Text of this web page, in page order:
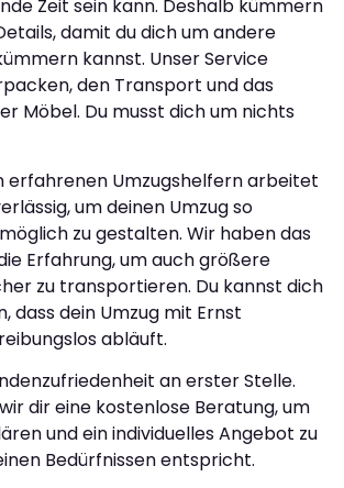
Zeit sein kann. Deshalb kümmern
damit du dich um andere
kannst. Unser Service
den Transport und das
Möbel. Du musst dich um nichts
erfahrenen Umzugshelfern arbeitet
um deinen Umzug so
zu gestalten. Wir haben das
Erfahrung, um auch größere
zu transportieren. Du kannst dich
dass dein Umzug mit Ernst
abläuft.
an erster Stelle.
dir eine kostenlose Beratung, um
und ein individuelles Angebot zu
Bedürfnissen entspricht.